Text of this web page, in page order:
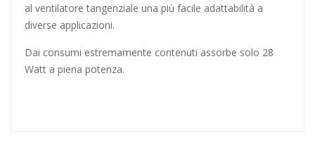
al ventilatore tangenziale una più facile adattabilità a
diverse applicazioni.
Dai consumi estremamente contenuti assorbe solo 28
Watt a piena potenza.